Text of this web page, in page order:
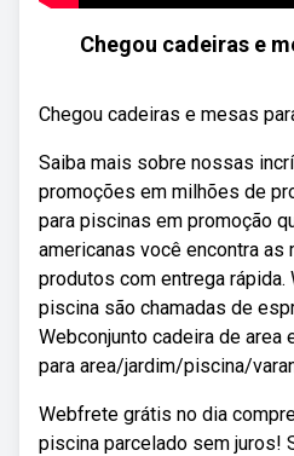
Chegou cadeiras e
Chegou cadeiras e mesas
Saiba mais sobre nossas
promoções em milhões de
para piscinas em promoção
americanas você encontra
produtos com entrega rápida.
piscina são chamadas de
Webconjunto cadeira de area
para area/jardim/piscina/
Webfrete grátis no dia
piscina parcelado sem juros!